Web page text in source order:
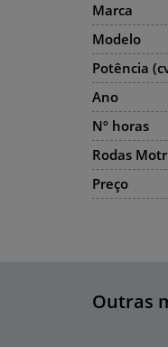
Marca
Modelo
Potência
Ano
Nº horas
Rodas
Preço
Outras